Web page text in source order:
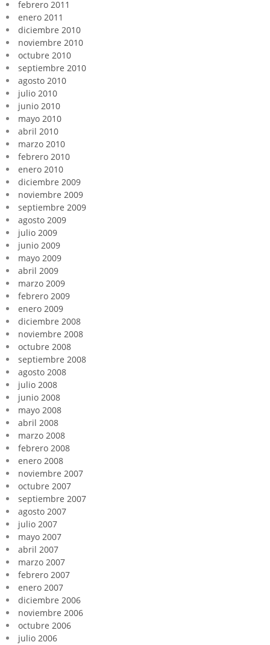
febrero 2011
enero 2011
diciembre 2010
noviembre 2010
octubre 2010
septiembre 2010
agosto 2010
julio 2010
junio 2010
mayo 2010
abril 2010
marzo 2010
febrero 2010
enero 2010
diciembre 2009
noviembre 2009
septiembre 2009
agosto 2009
julio 2009
junio 2009
mayo 2009
abril 2009
marzo 2009
febrero 2009
enero 2009
diciembre 2008
noviembre 2008
octubre 2008
septiembre 2008
agosto 2008
julio 2008
junio 2008
mayo 2008
abril 2008
marzo 2008
febrero 2008
enero 2008
noviembre 2007
octubre 2007
septiembre 2007
agosto 2007
julio 2007
mayo 2007
abril 2007
marzo 2007
febrero 2007
enero 2007
diciembre 2006
noviembre 2006
octubre 2006
julio 2006